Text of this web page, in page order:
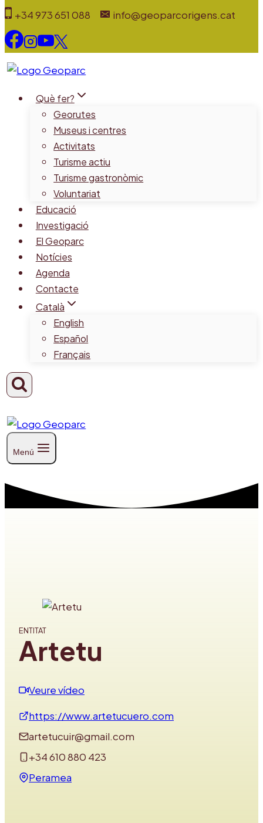
al
contingut
+34 973 651 088 info@geoparcorigens.cat
Què fer?
Georutes
Museus i centres
Activitats
Turisme actiu
Turisme gastronòmic
Voluntariat
Educació
Investigació
El Geoparc
Notícies
Agenda
Contacte
Català
English
Español
Français
Menú
ENTITAT
Artetu
Veure vídeo
https://www.artetucuero.com
artetucuir@gmail.com
+34 610 880 423
Peramea